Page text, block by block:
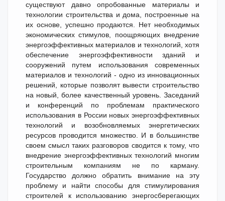
существуют давно опробованные материалы и
технологии строительства и дома, построенные на
их основе, успешно продаются. Нет необходимых
экономических стимулов, поощряющих внедрение
энергоэффективных материалов и технологий, хотя
обеспечение энергоэффективности зданий и
сооружений путем использования современных
материалов и технологий - одно из инновационных
решений, которые позволят вывести строительство
на новый, более качественный уровень. Заседаний
и конференций по проблемам практического
использования в России новых энергоэффективных
технологий и возобновляемых энергетических
ресурсов проводится множество. И в большинстве
своем смысл таких разговоров сводится к тому, что
внедрение энергоэффективных технологий многим
строительным компаниям не по карману.
Государство должно обратить внимание на эту
проблему и найти способы для стимулирования
строителей к использованию энергосберегающих